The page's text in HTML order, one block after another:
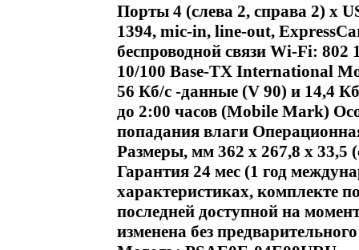
Порты 4 (слева 2, справа 2) x
1394, mic-in, line-out,
беспроводной связи Wi-Fi:
10/100 Base-TX International
56 Кб/с -данные (V 90) и 14,4
до 2:00 часов (Mobile Mark)
попадания влаги
Размеры, мм 362 x 267,8 x 33,5
Гарантия 24 мес (1 год
характеристиках, комплекте
последней доступной на
изменена без